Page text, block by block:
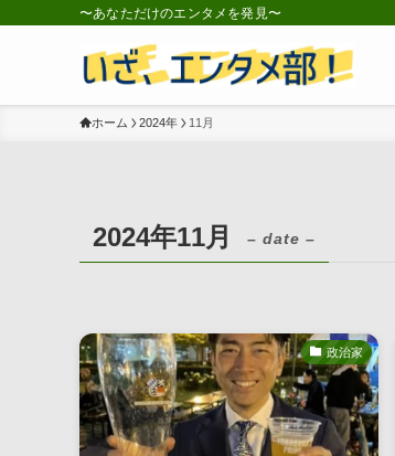
〜あなただけのエンタメを発見〜
ホーム 2024年 11月
2024年11月 – date –
政治家